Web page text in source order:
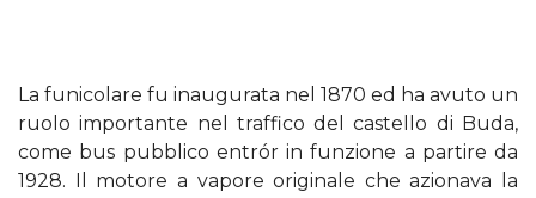
La funicolare fu inaugurata nel 1870 ed ha avuto un
ruolo importante nel traffico del castello di Buda,
come bus pubblico entrór in funzione a partire da
1928. Il motore a vapore originale che azionava la